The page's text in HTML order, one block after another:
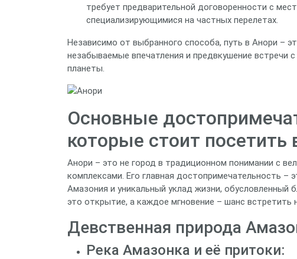
требует предварительной договоренности с
специализирующимися на частных перелетах.
Независимо от выбранного способа, путь в Анори –
незабываемые впечатления и предвкушение встречи
планеты.
Основные
которые стоит посетить
Анори – это не город в традиционном понимании с
комплексами. Его главная достопримечательность
Амазония и уникальный уклад жизни,
это открытие, а каждое мгновение – шанс встретить
Девственная природа
Река Амазонка и её притоки: